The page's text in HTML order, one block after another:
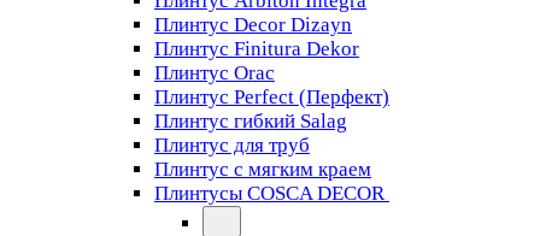
Плинтус Decor Dizayn
Плинтус Finitura Dekor
Плинтус Orac
Плинтус Perfect (Перфект)
Плинтус гибкий Salag
Плинтус для труб
Плинтус с мягким краем
Плинтусы COSCA DECOR